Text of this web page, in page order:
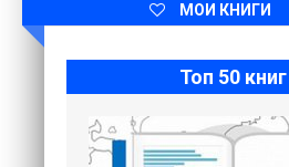
МОИ КНИГИ
Топ 50 книг